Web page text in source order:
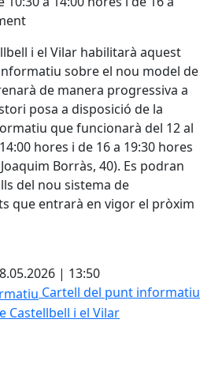
i el Vilar habilitarà aquest
sobre el nou model de
de manera progressiva a
posa a disposició de la
que funcionarà del 12 al
hores i de 16 a 19:30 hores
Borràs, 40). Es podran
del nou sistema de
que entrarà en vigor el pròxim
| 13:50
Cartell del punt informatiu
Castellbell i el Vilar